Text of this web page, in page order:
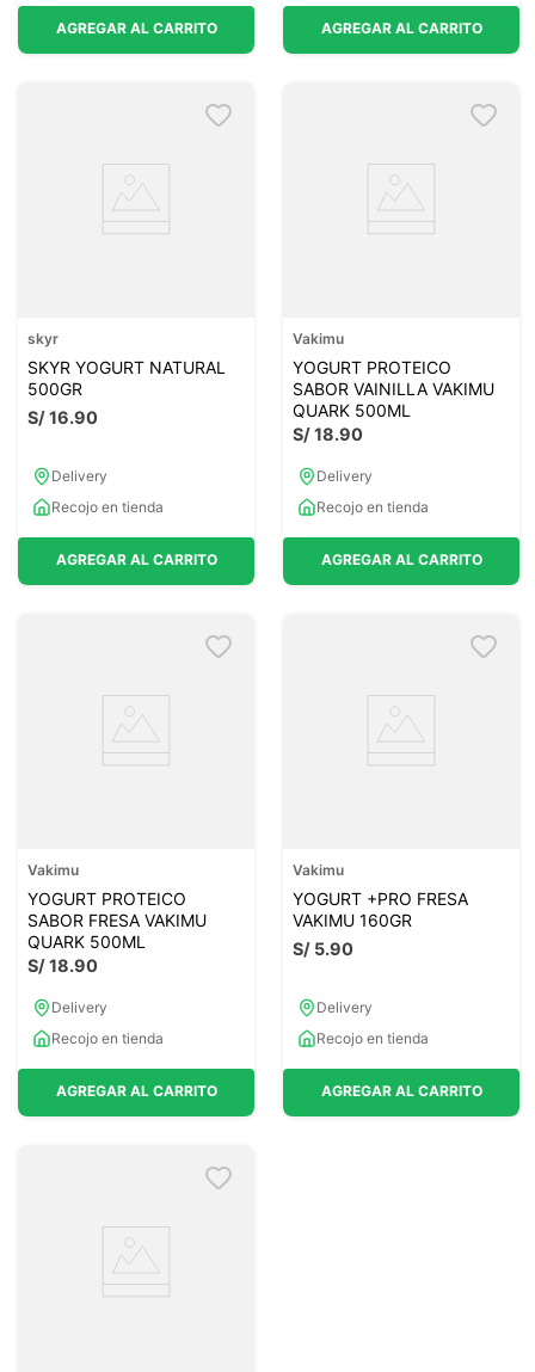
AGREGAR AL CARRITO AGREGAR AL CARRITO
skyr
SKYR YOGURT NATURAL
500GR
S/16.90
Delivery
Recojo en tienda
AGREGAR AL CARRITO
Vakimu
YOGURT PROTEICO
SABOR VAINILLA VAKIMU
QUARK 500ML
S/18.90
Delivery
Recojo en tienda
AGREGAR AL CARRITO
Vakimu
YOGURT PROTEICO
SABOR FRESA VAKIMU
QUARK 500ML
S/18.90
Delivery
Recojo en tienda
AGREGAR AL CARRITO
Vakimu
YOGURT +PRO FRESA
VAKIMU 160GR
S/ 5.90
Delivery
Recojo en tienda
AGREGAR AL CARRITO